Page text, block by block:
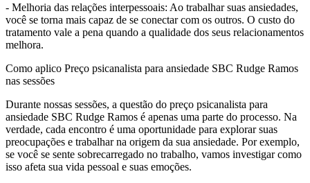
- Melhoria das relações interpessoais: Ao trabalhar suas ansiedades,
você se torna mais capaz de se conectar com os outros. O custo do
tratamento vale a pena quando a qualidade dos seus relacionamentos
melhora.
Como aplico Preço psicanalista para ansiedade SBC Rudge Ramos
nas sessões
Durante nossas sessões, a questão do preço psicanalista para
ansiedade SBC Rudge Ramos é apenas uma parte do processo. Na
verdade, cada encontro é uma oportunidade para explorar suas
preocupações e trabalhar na origem da sua ansiedade. Por exemplo,
se você se sente sobrecarregado no trabalho, vamos investigar como
isso afeta sua vida pessoal e suas emoções.